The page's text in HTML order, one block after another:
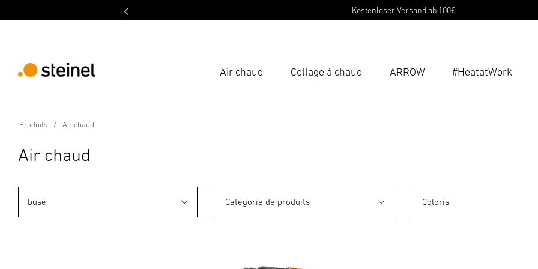
Kostenloser Versand ab 100€
Air chaud Collage à chaud ARROW #HeatatWork
Produits Air chaud
Air chaud
buse Catègorie de produits Coloris